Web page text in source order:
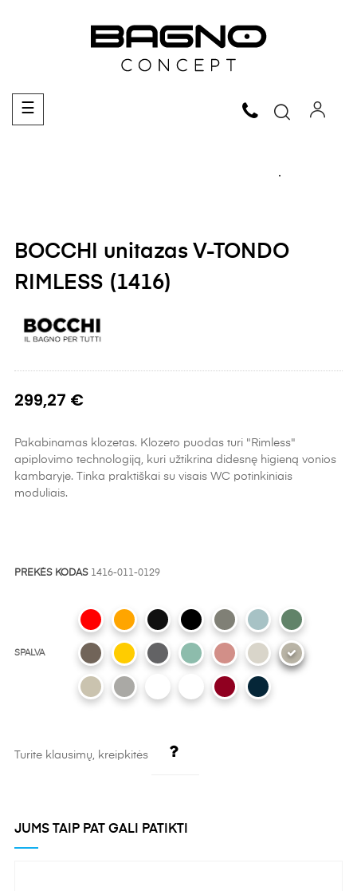
Toggle
navigation
☰
BOCCHI unitazas V-TONDO
RIMLESS (1416)
299,27 €
Pakabinamas klozetas. Klozeto puodas turi "Rimless"
apiplovimo technologiją, kuri užtikrina didesnę higieną vonios
kambaryje. Tinka praktiškai su visais WC potinkiniais
moduliais.
PREKĖS KODAS 1416-011-0129
SPALVA
Turite klausimų, kreipkitės
JUMS TAIP PAT GALI PATIKTI